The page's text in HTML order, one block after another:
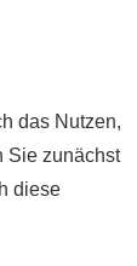
das Nutzen,
Sie zunächst
diese